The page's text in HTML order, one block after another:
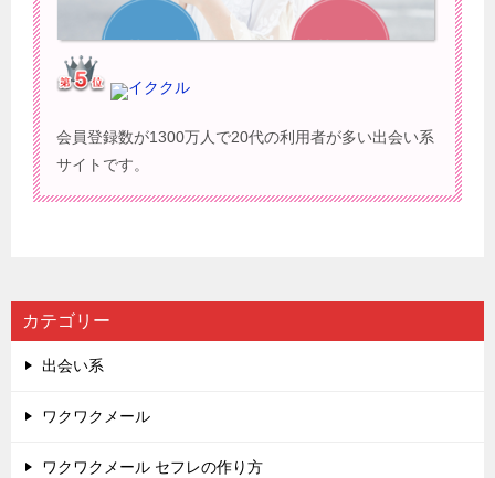
イククル
会員登録数が1300万人で20代の利用者が多い出会い系
サイトです。
カテゴリー
出会い系
ワクワクメール
ワクワクメール セフレの作り方